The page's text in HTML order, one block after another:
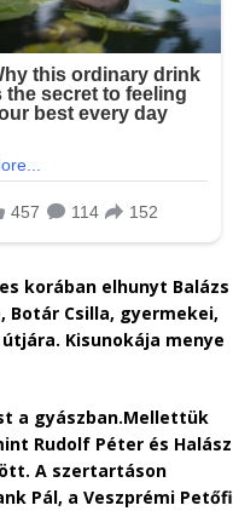
korában elhunyt Balázs
Csilla, gyermekei,
Kisunokája menye
a gyászban.Mellettük
Rudolf Péter és Halász
A szertartáson
Pál, a Veszprémi Petőfi